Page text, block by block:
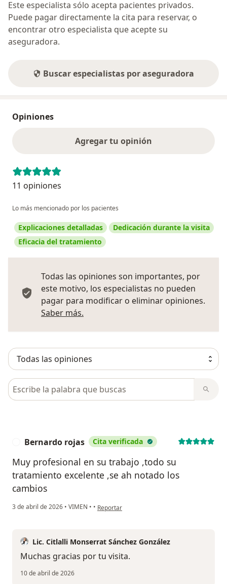
Este especialista sólo acepta pacientes privados.
Puede pagar directamente la cita para reservar, o
encontrar otro especialista que acepte su
aseguradora.
Buscar especialistas por aseguradora
Opiniones
Agregar tu opinión
11 opiniones
Lo más mencionado por los pacientes
Explicaciones detalladas
Dedicación durante la visita
Eficacia del tratamiento
Todas las opiniones son importantes, por
este motivo, los especialistas no pueden
pagar para modificar o eliminar opiniones.
Saber más.
Busca en opiniones
Bernardo rojas Cita verificada
Muy profesional en su trabajo ,todo su
tratamiento excelente ,se ah notado los
cambios
3 de abril de 2026 • VIMEN • • en opinión del usuario Bernardo rojas
Reportar
Lic. Citlalli Monserrat Sánchez González
Muchas gracias por tu visita.
10 de abril de 2026